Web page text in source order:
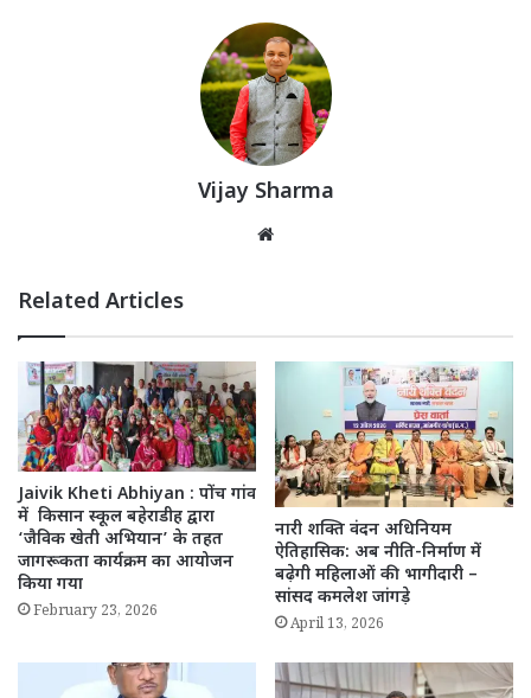
Vijay Sharma
Related Articles
Jaivik Kheti Abhiyan : पोंच गांव
में किसान स्कूल बहेराडीह द्वारा
‘जैविक खेती अभियान’ के तहत
जागरूकता कार्यक्रम का आयोजन
किया गया
February 23, 2026
नारी शक्ति वंदन अधिनियम
ऐतिहासिक: अब नीति-निर्माण में
बढ़ेगी महिलाओं की भागीदारी –
सांसद कमलेश जांगड़े
April 13, 2026